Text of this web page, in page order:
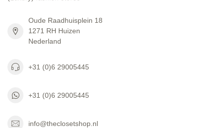
Oude Raadhuisplein 18
1271 RH Huizen
Nederland
+31 (0)6 29005445
+31 (0)6 29005445
info@theclosetshop.nl